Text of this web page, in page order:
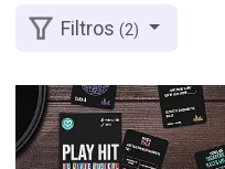
Filtros(2)